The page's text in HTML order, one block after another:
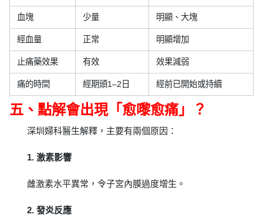
血塊 少量 明顯、大塊
經血量 正常 明顯增加
止痛藥效果 有效 效果減弱
痛的時間 經期頭1–2日 經前已開始或持續
五、點解會出現「愈嚟愈痛」？
深圳婦科醫生解釋，主要有兩個原因：
1. 激素影響
雌激素水平異常，令子宮內膜過度增生。
2. 發炎反應